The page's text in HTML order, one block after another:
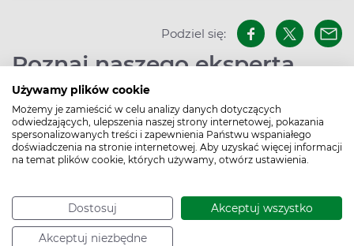
Używamy plików cookie
Możemy je zamieścić w celu analizy danych dotyczących
odwiedzających, ulepszenia naszej strony internetowej, pokazania
spersonalizowanych treści i zapewnienia Państwu wspaniałego
doświadczenia na stronie internetowej. Aby uzyskać więcej informacji
na temat plików cookie, których używamy, otwórz ustawienia.
Dostosuj Akceptuj wszystko
Akceptuj niezbędne
Podziel się:
Poznaj naszego eksperta
Redakcja Apteline
W Apteline.pl nie tylko zarezerwujesz leki,